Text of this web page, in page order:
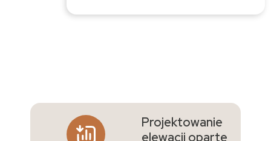
Projektowanie
elewacji oparte